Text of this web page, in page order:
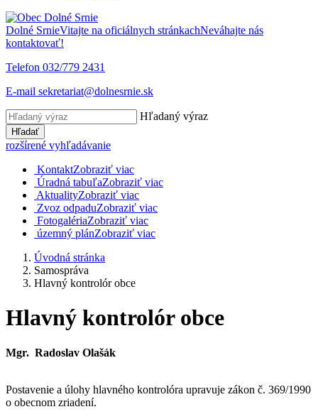
Dolné SrnieVitajte na oficiálnych stránkachNeváhajte nás
kontaktovať!
Telefon 032/779 2431
E-mail sekretariat@dolnesrnie.sk
Hľadaný výraz
Hľadať
rozšírené vyhľadávanie
KontaktZobraziť viac
Úradná tabuľaZobraziť viac
AktualityZobraziť viac
Zvoz odpaduZobraziť viac
FotogalériaZobraziť viac
územný plánZobraziť viac
Úvodná stránka
Samospráva
Hlavný kontrolór obce
Hlavný kontrolór obce
Mgr. Radoslav Olašák
Postavenie a úlohy hlavného kontrolóra upravuje zákon č. 369/1990
o obecnom zriadení.